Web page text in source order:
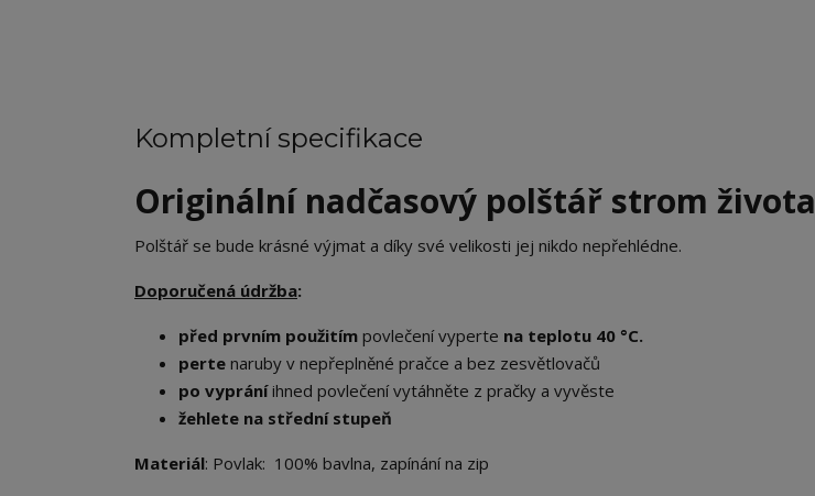
Kompletní specifikace
Originální nadčasový polštář strom života
Polštář se bude krásné výjmat a díky své velikosti jej nikdo nepřehlédne.
Doporučená údržba:
před prvním použitím povlečení vyperte na teplotu 40 °C.
perte naruby v nepřeplněné pračce a bez zesvětlovačů
po vypráníihned povlečení vytáhněte z pračky a vyvěste
žehlete na střední stupeň
Materiál: Povlak: 100% bavlna, zapínání na zip